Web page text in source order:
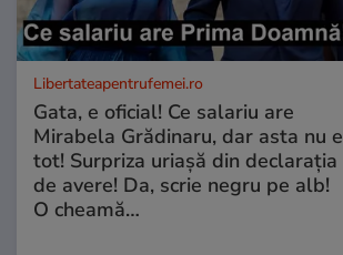
Libertateapentrufemei.ro
Gata, e oficial! Ce salariu are
Mirabela Grădinaru, dar asta nu e
tot! Surpriza uriașă din declarația
de avere! Da, scrie negru pe alb!
O cheamă…